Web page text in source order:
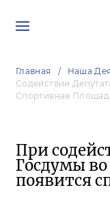
Главная Наша
Содействии
Спортивная
При
Госдумы во
появится